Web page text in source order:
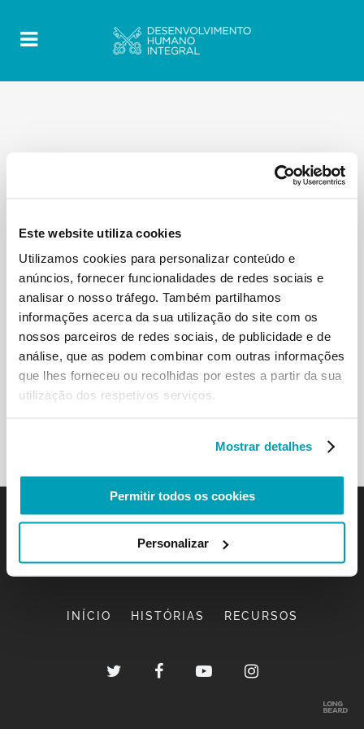
Este website utiliza cookies
Utilizamos cookies para personalizar conteúdo e
anúncios, fornecer funcionalidades de redes sociais e
analisar o nosso tráfego. Também partilhamos
informações acerca da sua utilização do site com os
nossos parceiros de redes sociais, de publicidade e de
análise, que as podem combinar com outras informações
que lhes forneceu ou recolhidas por estes a partir da sua
utilização dos respetivos serviços.
Mostrar detalhes
Permitir todos os cookies
Personalizar
INÍCIO HISTÓRIAS RECURSOS